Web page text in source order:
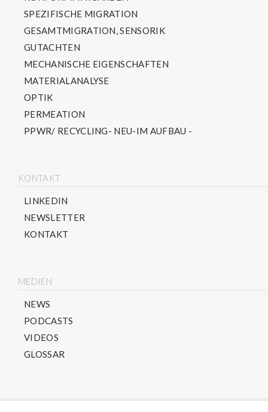
SPEZIFISCHE MIGRATION
GESAMTMIGRATION, SENSORIK
GUTACHTEN
MECHANISCHE EIGENSCHAFTEN
MATERIALANALYSE
OPTIK
PERMEATION
PPWR/ RECYCLING- NEU-IM AUFBAU -
KONTAKT
LINKEDIN
NEWSLETTER
KONTAKT
MEDIEN
NEWS
PODCASTS
VIDEOS
GLOSSAR